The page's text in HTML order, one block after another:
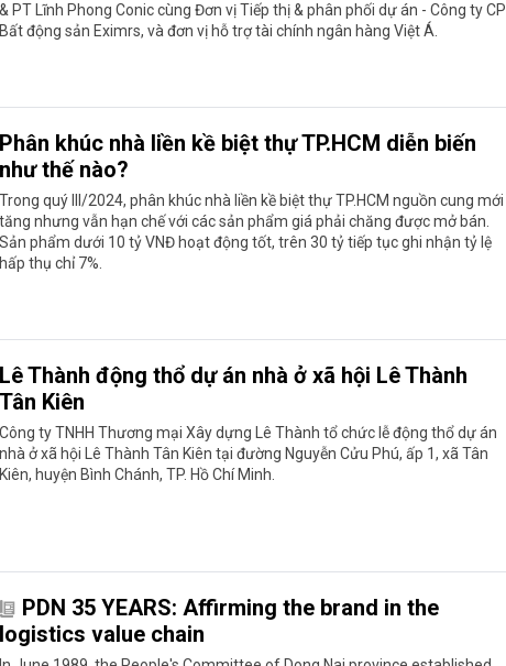
& PT Lĩnh Phong Conic cùng Đơn vị Tiếp thị & phân phối dự án - Công ty CP
Bất động sản Eximrs, và đơn vị hỗ trợ tài chính ngân hàng Việt Á.
Phân khúc nhà liền kề biệt thự TP.HCM diễn biến
như thế nào?
Trong quý III/2024, phân khúc nhà liền kề biệt thự TP.HCM nguồn cung mới
tăng nhưng vẫn hạn chế với các sản phẩm giá phải chăng được mở bán.
Sản phẩm dưới 10 tỷ VNĐ hoạt động tốt, trên 30 tỷ tiếp tục ghi nhận tỷ lệ
hấp thụ chỉ 7%.
Lê Thành động thổ dự án nhà ở xã hội Lê Thành
Tân Kiên
Công ty TNHH Thương mại Xây dựng Lê Thành tổ chức lễ động thổ dự án
nhà ở xã hội Lê Thành Tân Kiên tại đường Nguyễn Cửu Phú, ấp 1, xã Tân
Kiên, huyện Bình Chánh, TP. Hồ Chí Minh.
PDN 35 YEARS: Affirming the brand in the
logistics value chain